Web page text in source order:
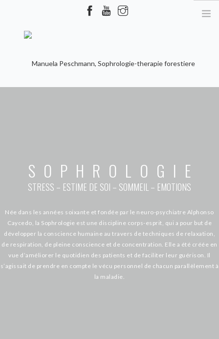
AGENDA
CONTACT
SOPHROLOGIE
STRESS – ESTIME DE SOI – SOMMEIL – EMOTIONS
Née dans les années soixante et fondée par le neuro-psychiatre Alphonso
Caycedo, la Sophrologie est une discipline corps-esprit, qui a pour but de
développer la conscience humaine au travers de techniques de relaxation,
de respiration, de pleine conscience et de concentration. Elle a été créée en
vue d’améliorer le quotidien des patients et de faciliter leur guérison. Il
s’agissait de prendre en compte le vécu personnel de chacun parallèlement à
la maladie.